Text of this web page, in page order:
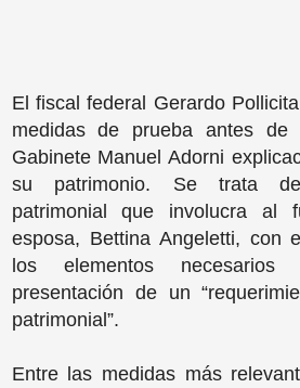
El fiscal federal Gerardo
medidas de prueba antes
Gabinete Manuel Adorni
su patrimonio. Se trata
patrimonial que involucra al
esposa, Bettina Angeletti, con
los elementos
presentación de un
patrimonial”.
Entre las medidas más